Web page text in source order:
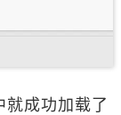
就成功加载了